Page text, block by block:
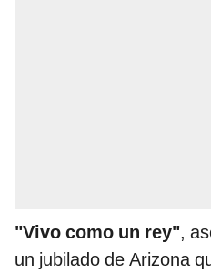
"Vivo como un rey",
un jubilado de Arizona